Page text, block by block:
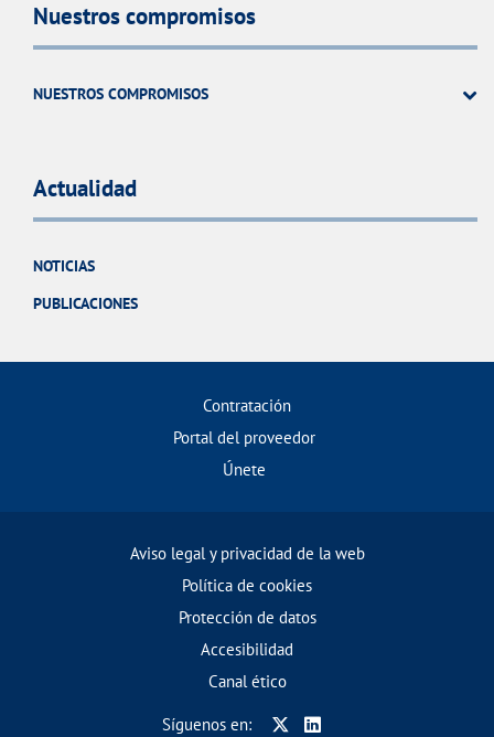
Nuestros compromisos
NUESTROS COMPROMISOS
Actualidad
NOTICIAS
PUBLICACIONES
Contratación
Portal del proveedor
Únete
Aviso legal y privacidad de la web
Política de cookies
Protección de datos
Accesibilidad
Canal ético
Síguenos en: